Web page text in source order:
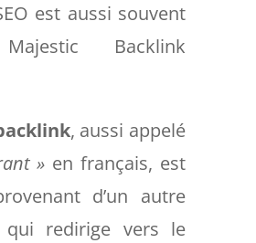
est aussi souvent
Backlink
, aussi appelé
» en français, est
d’un autre
redirige vers le